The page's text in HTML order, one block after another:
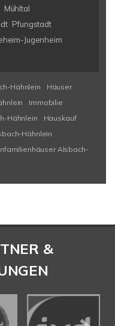
Mühltal
Pfungstadt
Jugenheim
Hähnlein
Häuser
Immobilie
Hähnlein
Hauskauf
Hähnlein
Alsbach-
&